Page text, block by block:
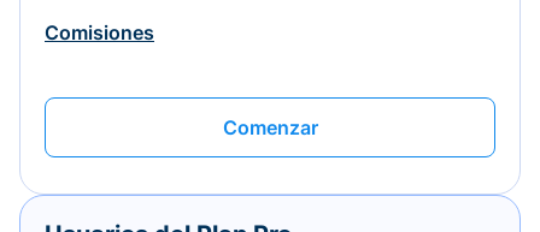
Comisiones
Comenzar